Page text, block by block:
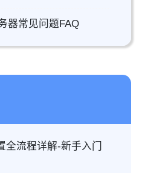
器常见问题FAQ
流程详解-新手入门